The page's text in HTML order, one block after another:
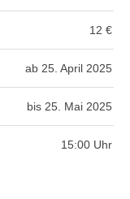
12 €
ab 25. April 2025
bis 25. Mai 2025
15:00 Uhr